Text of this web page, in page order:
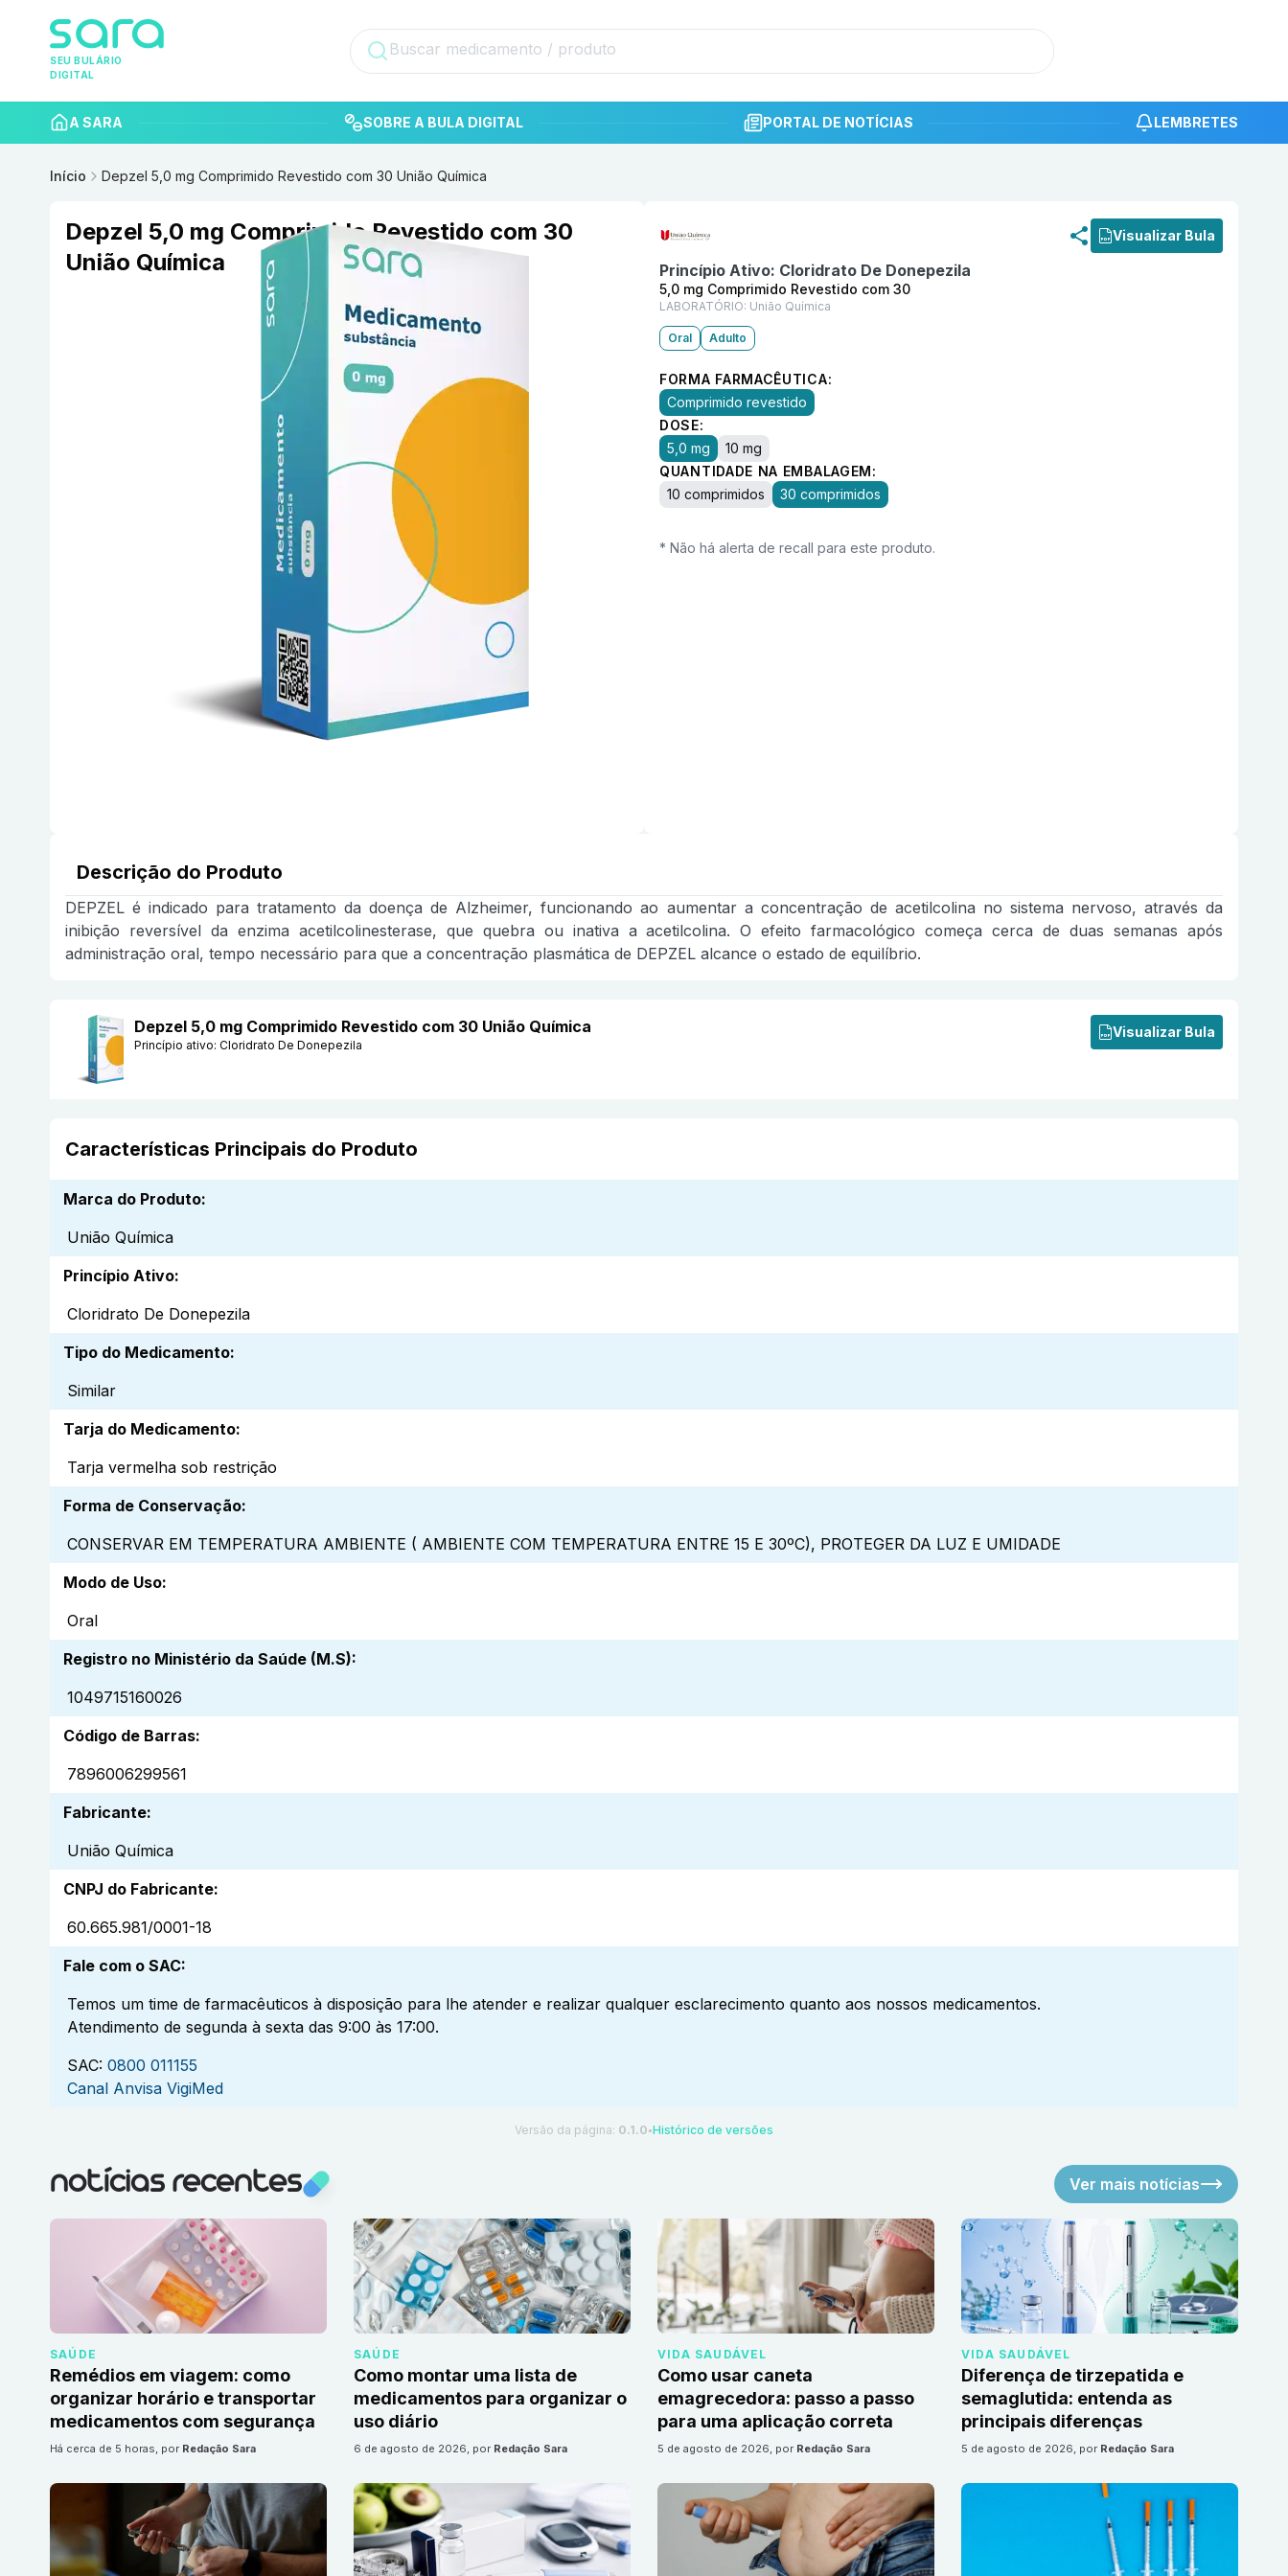
SEU BULÁRIO
DIGITAL
A SARA SOBRE A BULA DIGITAL PORTAL DE NOTÍCIAS LEMBRETES
Início Depzel 5,0 mg Comprimido Revestido com 30 União Química
Depzel 5,0 mg Comprimido Revestido com 30
União Química
Visualizar Bula
Princípio Ativo: Cloridrato De Donepezila
5,0 mg Comprimido Revestido com 30
LABORATÓRIO: União Química
Oral Adulto
FORMA FARMACÊUTICA:
Comprimido revestido
DOSE:
5,0 mg
10 mg
QUANTIDADE NA EMBALAGEM:
10 comprimidos
30 comprimidos
* Não há alerta de recall para este produto.
Descrição do Produto
DEPZEL é indicado para tratamento da doença de Alzheimer, funcionando ao aumentar a concentração de acetilcolina no sistema nervoso, através da
inibição reversível da enzima acetilcolinesterase, que quebra ou inativa a acetilcolina. O efeito farmacológico começa cerca de duas semanas após
administração oral, tempo necessário para que a concentração plasmática de DEPZEL alcance o estado de equilíbrio.
Depzel 5,0 mg Comprimido Revestido com 30 União Química
Princípio ativo: Cloridrato De Donepezila
Visualizar Bula
Características Principais do Produto
Marca do Produto:
União Química
Princípio Ativo:
Cloridrato De Donepezila
Tipo do Medicamento:
Similar
Tarja do Medicamento:
Tarja vermelha sob restrição
Forma de Conservação:
CONSERVAR EM TEMPERATURA AMBIENTE ( AMBIENTE COM TEMPERATURA ENTRE 15 E 30ºC), PROTEGER DA LUZ E UMIDADE
Modo de Uso:
Oral
Registro no Ministério da Saúde (M.S):
1049715160026
Código de Barras:
7896006299561
Fabricante:
União Química
CNPJ do Fabricante:
60.665.981/0001-18
Fale com o SAC:
Temos um time de farmacêuticos à disposição para lhe atender e realizar qualquer esclarecimento quanto aos nossos medicamentos.
Atendimento de segunda à sexta das 9:00 às 17:00.
SAC: 0800 011155
Canal Anvisa VigiMed
Versão da página: 0.1.0 ●Histórico de versões
notícias recentes Ver mais notícias
SAÚDE
Remédios em viagem: como
organizar horário e transportar
medicamentos com segurança
há cerca de 5 horas, por Redação Sara
SAÚDE
Como montar uma lista de
medicamentos para organizar o
uso diário
6 de agosto de 2026, por Redação Sara
VIDA SAUDÁVEL
Como usar caneta
emagrecedora: passo a passo
para uma aplicação correta
5 de agosto de 2026, por Redação Sara
VIDA SAUDÁVEL
Diferença de tirzepatida e
semaglutida: entenda as
principais diferenças
5 de agosto de 2026, por Redação Sara